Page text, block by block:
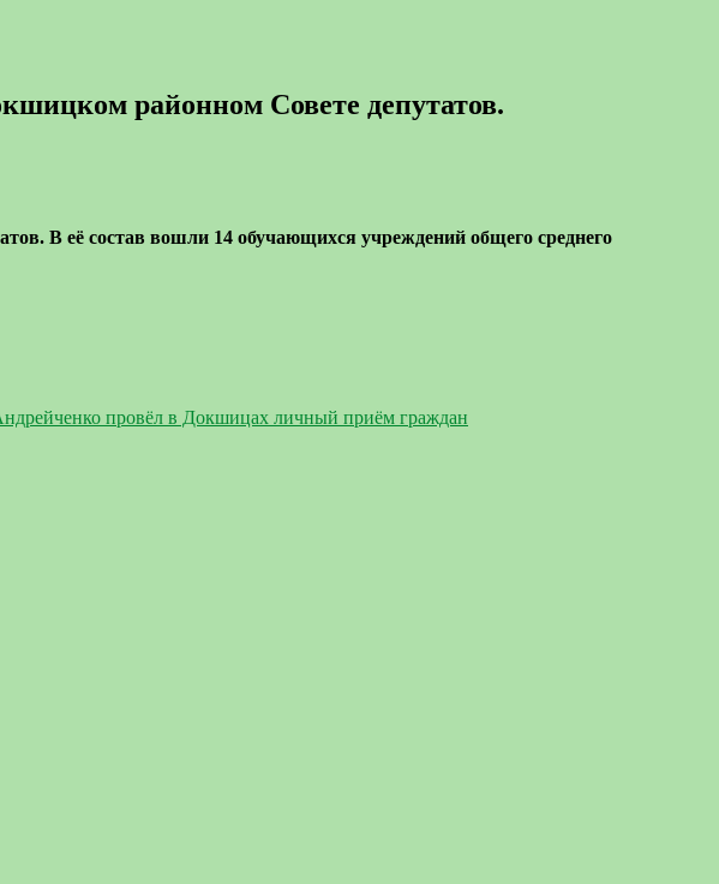
районном Совете депутатов.
В её состав вошли 14 обучающихся учреждений общего среднего
провёл в Докшицах личный приём граждан